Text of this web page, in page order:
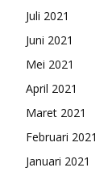
Juli 2021
Juni 2021
Mei 2021
April 2021
Maret 2021
Februari 2021
Januari 2021